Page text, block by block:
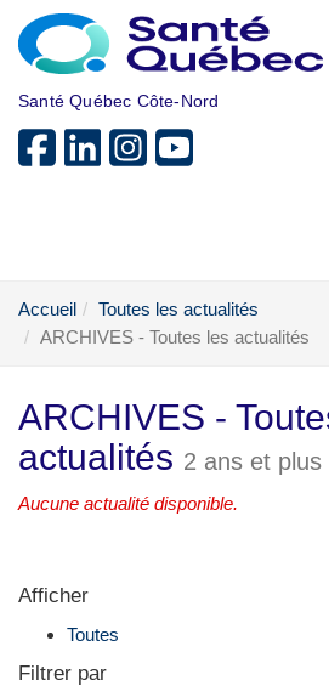
Aller au menu principal
Santé Québec Côte-Nord
Accueil
Toutes les actualités
ARCHIVES - Toutes les actualités
ARCHIVES -
actualités 2 ans et plus
Aucune actualité disponible.
Afficher
Toutes
Filtrer par